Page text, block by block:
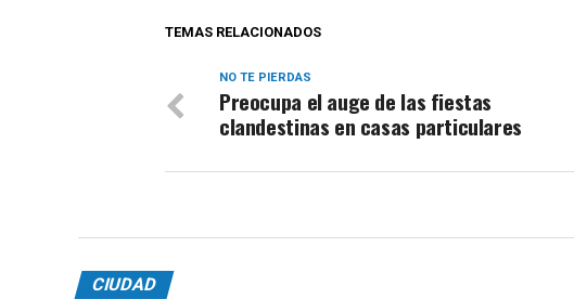
TEMAS RELACIONADOS
NO TE PIERDAS
Preocupa el auge de las fiestas
clandestinas en casas particulares
CIUDAD